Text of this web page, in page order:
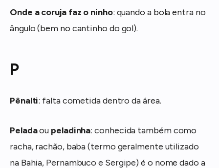
Onde a coruja faz o ninho: quando a bola entra no
ângulo (bem no cantinho do gol).
P
Pênalti: falta cometida dentro da área.
Peladaou peladinha: conhecida também como
racha, rachão, baba (termo geralmente utilizado
na Bahia, Pernambuco e Sergipe) é o nome dado a